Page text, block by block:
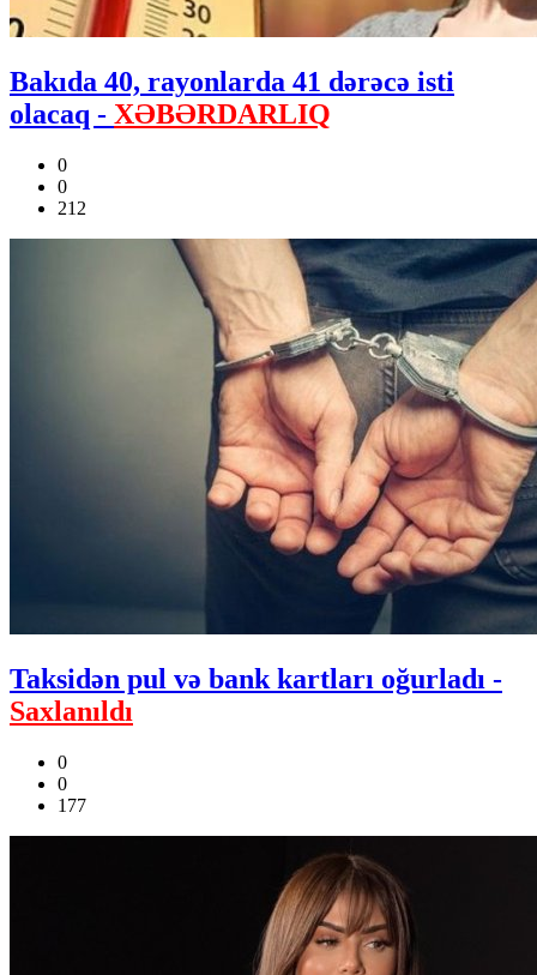
Bakıda 40, rayonlarda 41 dərəcə isti
olacaq - XƏBƏRDARLIQ
0
0
212
Taksidən pul və bank kartları oğurladı -
Saxlanıldı
0
0
177